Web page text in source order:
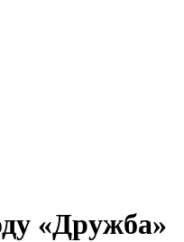
«Дружба»